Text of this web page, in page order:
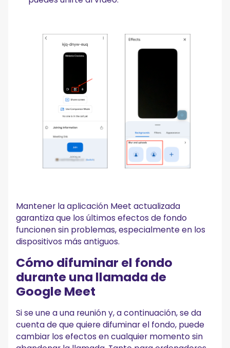
Mantener la aplicación Meet actualizada
garantiza que los últimos efectos de fondo
funcionen sin problemas, especialmente en los
dispositivos más antiguos.
Cómo difuminar el fondo
durante una llamada de
Google Meet
Si se une a una reunión y, a continuación, se da
cuenta de que quiere difuminar el fondo, puede
cambiar los efectos en cualquier momento sin